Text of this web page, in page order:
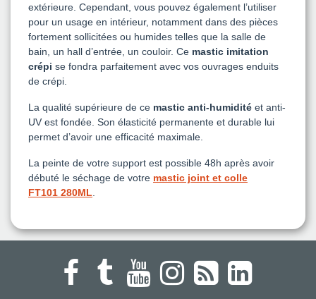
extérieure. Cependant, vous pouvez également l’utiliser
pour un usage en intérieur, notamment dans des pièces
fortement sollicitées ou humides telles que la salle de
bain, un hall d’entrée, un couloir. Ce mastic imitation
crépi se fondra parfaitement avec vos ouvrages enduits
de crépi.
La qualité supérieure de ce mastic anti-humidité et anti-
UV est fondée. Son élasticité permanente et durable lui
permet d’avoir une efficacité maximale.
La peinte de votre support est possible 48h après avoir
débuté le séchage de votre mastic joint et colle
FT101 280ML